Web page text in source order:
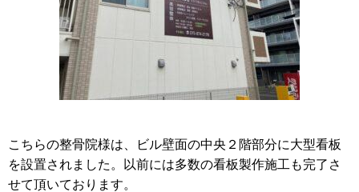
こちらの整骨院様は、ビル壁面の中央２階部分に大型看板
を設置されました。以前には多数の看板製作施工も完了さ
せて頂いております。